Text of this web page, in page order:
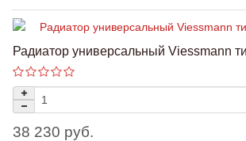
Радиатор универсальный Viessmann
38 230 руб.